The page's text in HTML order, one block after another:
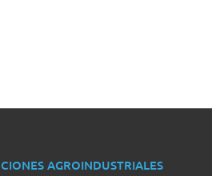
AGROINDUSTRIALES